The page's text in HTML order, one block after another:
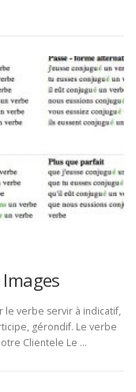
le verbe servir à indicatif,
gérondif. Le verbe
Clientele Le …